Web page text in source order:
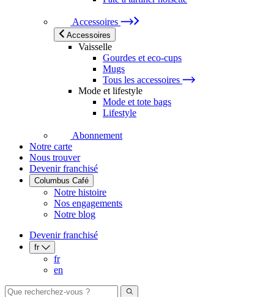
Accessoires
Accessoires
Vaisselle
Gourdes et eco-cups
Mugs
Tous les accessoires
Mode et lifestyle
Mode et tote bags
Lifestyle
Abonnement
Notre carte
Nous trouver
Devenir franchisé
Columbus Café
Notre histoire
Nos engagements
Notre blog
Devenir franchisé
fr
fr
en